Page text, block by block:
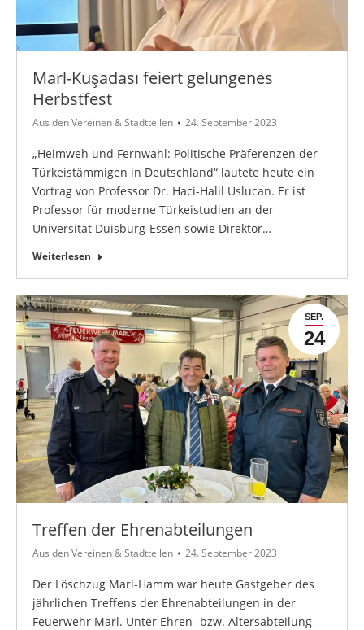
Marl-Kuşadası feiert gelungenes
Herbstfest
Aus den Vereinen & Stadtteilen 24. September 2023
„Heimweh und Fernwahl: Politische Präferenzen der
Türkeistämmigen in Deutschland“ lautete heute ein
Vortrag von Professor Dr. Haci-Halil Uslucan. Er ist
Professor für moderne Türkeistudien an der
Universität Duisburg-Essen sowie Direktor…
Weiterlesen
SEP.
24
Treffen der Ehrenabteilungen
Aus den Vereinen & Stadtteilen 24. September 2023
Der Löschzug Marl-Hamm war heute Gastgeber des
jährlichen Treffens der Ehrenabteilungen in der
Feuerwehr Marl. Unter Ehren- bzw. Altersabteilung